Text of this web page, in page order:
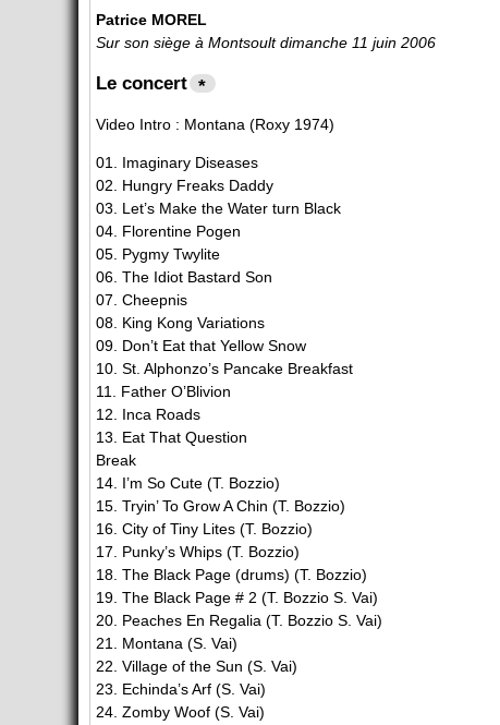
Patrice MOREL
Sur son siège à Montsoult dimanche 11 juin 2006
Le concert *
Video Intro : Montana (Roxy 1974)
01. Imaginary Diseases
02. Hungry Freaks Daddy
03. Let’s Make the Water turn Black
04. Florentine Pogen
05. Pygmy Twylite
06. The Idiot Bastard Son
07. Cheepnis
08. King Kong Variations
09. Don’t Eat that Yellow Snow
10. St. Alphonzo’s Pancake Breakfast
11. Father O’Blivion
12. Inca Roads
13. Eat That Question
Break
14. I’m So Cute (T. Bozzio)
15. Tryin’ To Grow A Chin (T. Bozzio)
16. City of Tiny Lites (T. Bozzio)
17. Punky’s Whips (T. Bozzio)
18. The Black Page (drums) (T. Bozzio)
19. The Black Page # 2 (T. Bozzio S. Vai)
20. Peaches En Regalia (T. Bozzio S. Vai)
21. Montana (S. Vai)
22. Village of the Sun (S. Vai)
23. Echinda’s Arf (S. Vai)
24. Zomby Woof (S. Vai)